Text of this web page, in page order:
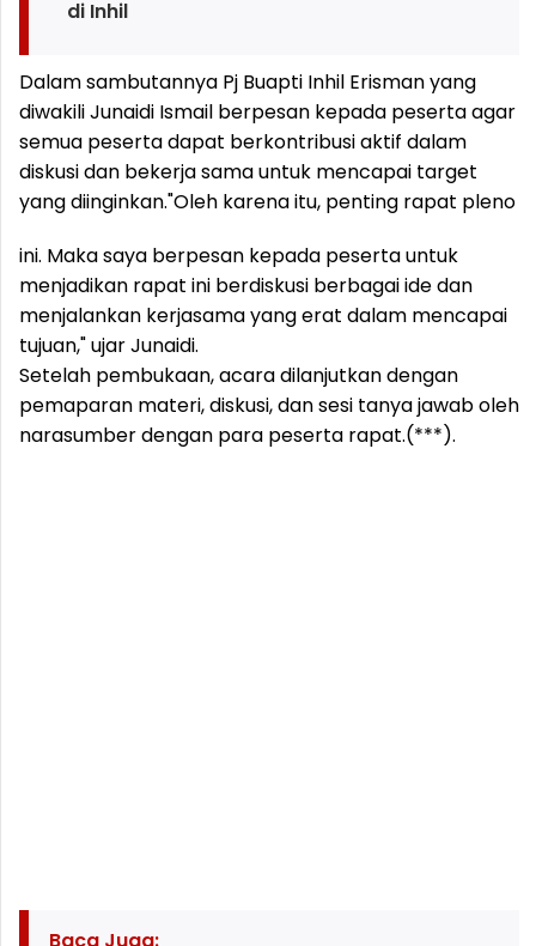
di Inhil
Dalam sambutannya Pj Buapti Inhil Erisman yang
diwakili Junaidi Ismail berpesan kepada peserta agar
semua peserta dapat berkontribusi aktif dalam
diskusi dan bekerja sama untuk mencapai target
yang diinginkan."Oleh karena itu, penting rapat pleno
ini. Maka saya berpesan kepada peserta untuk
menjadikan rapat ini berdiskusi berbagai ide dan
menjalankan kerjasama yang erat dalam mencapai
tujuan," ujar Junaidi.
Setelah pembukaan, acara dilanjutkan dengan
pemaparan materi, diskusi, dan sesi tanya jawab oleh
narasumber dengan para peserta rapat.(***).
Baca Juga: